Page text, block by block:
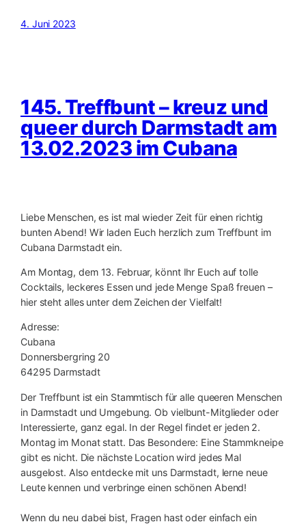
4. Juni 2023
145. Treffbunt – kreuz und
queer durch Darmstadt am
13.02.2023 im Cubana
Liebe Menschen, es ist mal wieder Zeit für einen richtig
bunten Abend! Wir laden Euch herzlich zum Treffbunt im
Cubana Darmstadt ein.
Am Montag, dem 13. Februar, könnt Ihr Euch auf tolle
Cocktails, leckeres Essen und jede Menge Spaß freuen –
hier steht alles unter dem Zeichen der Vielfalt!
Adresse:
Cubana
Donnersbergring 20
64295 Darmstadt
Der Treffbunt ist ein Stammtisch für alle queeren Menschen
in Darmstadt und Umgebung. Ob vielbunt-Mitglieder oder
Interessierte, ganz egal. In der Regel findet er jeden 2.
Montag im Monat statt. Das Besondere: Eine Stammkneipe
gibt es nicht. Die nächste Location wird jedes Mal
ausgelost. Also entdecke mit uns Darmstadt, lerne neue
Leute kennen und verbringe einen schönen Abend!
Wenn du neu dabei bist, Fragen hast oder einfach ein